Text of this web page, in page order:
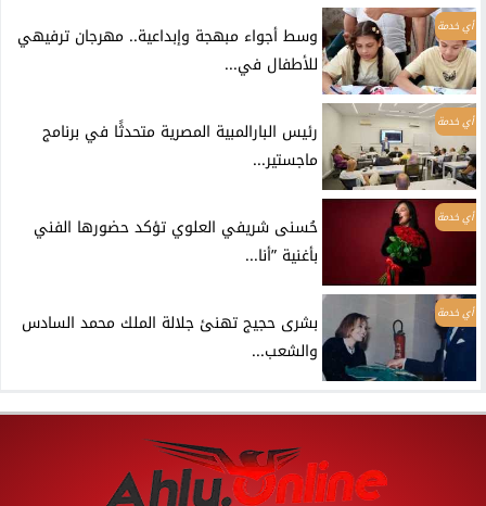
أي خدمة
وسط أجواء مبهجة وإبداعية.. مهرجان ترفيهي
للأطفال في...
أي خدمة
رئيس البارالمبية المصرية متحدثًا في برنامج
ماجستير...
أي خدمة
حُسنى شريفي العلوي تؤكد حضورها الفني
بأغنية ”أنا...
أي خدمة
بشرى حجيج تهنئ جلالة الملك محمد السادس
والشعب...